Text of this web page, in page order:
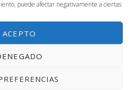
puede afectar negativamente a ciertas
ACEPTO
Marketing
de Link by UMA